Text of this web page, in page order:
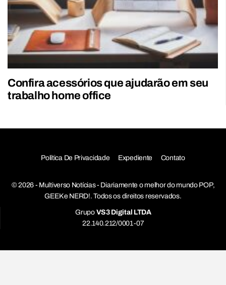
Confira acessórios que ajudarão em seu
trabalho home office
Política De Privacidade Expediente Contato
© 2026 - Multiverso Notícias - Diariamente o melhor do mundo POP,
GEEK e NERD!. Todos os direitos reservados.
Grupo VS3 Digital LTDA
22.140.212/0001-07